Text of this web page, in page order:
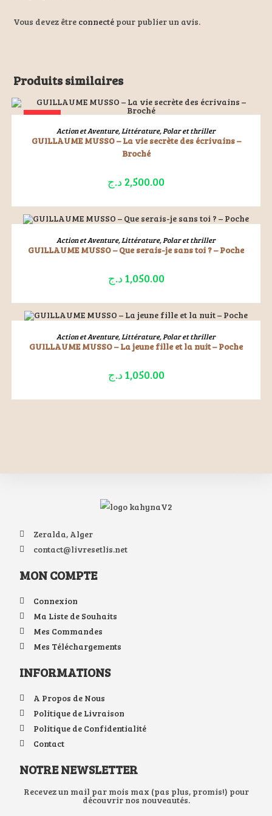
Vous devez être connecté pour publier un avis.
Produits similaires
LIRE LA SUITE
Action et Aventure,Littérature,Polar et thriller
GUILLAUME MUSSO – La vie secrète des écrivains –
Broché
2,500.00 د.ج
LIRE LA SUITE
Action et Aventure,Littérature,Polar et thriller
GUILLAUME MUSSO – Que serais-je sans toi ? – Poche
1,050.00 د.ج
LIRE LA SUITE
Action et Aventure,Littérature,Polar et thriller
GUILLAUME MUSSO – La jeune fille et la nuit – Poche
1,050.00 د.ج
Zeralda, Alger
contact@livresetlis.net
MON COMPTE
Connexion
Ma Liste de Souhaits
Mes Commandes
Mes Téléchargements
INFORMATIONS
A Propos de Nous
Politique de Livraison
Politique de Confidentialité
Contact
NOTRE NEWSLETTER
Recevez un mail par mois max (pas plus, promis!) pour
découvrir nos nouveautés.